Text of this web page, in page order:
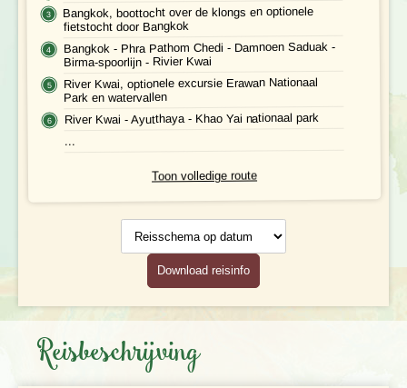
Bangkok, boottocht over de klongs en optionele
fietstocht door Bangkok
Bangkok - Phra Pathom Chedi - Damnoen Saduak -
Birma-spoorlijn - Rivier Kwai
River Kwai, optionele excursie Erawan Nationaal
Park en watervallen
River Kwai - Ayutthaya - Khao Yai nationaal park
...
Toon volledige route
Download reisinfo
Reisbeschrijving